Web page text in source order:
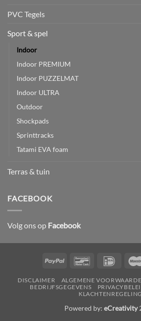
PVC Tegels
Sport & spel
Indoor
Indoor PREMIUM
Indoor PUZZELMAT
Indoor ULTRA
Outdoor
Shockpads
Sprinttracks
Tatami EVA foam
Terras & tuin
FACEBOOK
Volg ons op Facebook
PayPal BancontactIDeal
DISCLAIMER ALGEMENE
BEDRIJFSGEGEVENS
KLACHTENREGELING
Powered by: eCreativity